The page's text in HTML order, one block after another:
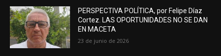
PERSPECTIVA POLÍTICA, por Felipe Díaz
Cortez. LAS OPORTUNIDADES NO SE DAN
EN MACETA
23 de junio de 2026